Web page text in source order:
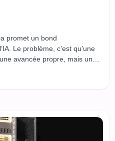
promet un bond
Le problème, c’est qu’une
avancée propre, mais une
2026, Nvidia a dévoilé DLSS